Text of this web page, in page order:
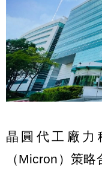
晶圓代工廠力
（Micron）策